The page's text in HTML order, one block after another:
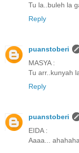
Tu la..buleh la
Reply
puanstoberi
MASYA :
Tu arr..kunyah
Reply
puanstoberi
EIDA :
Aaaa...